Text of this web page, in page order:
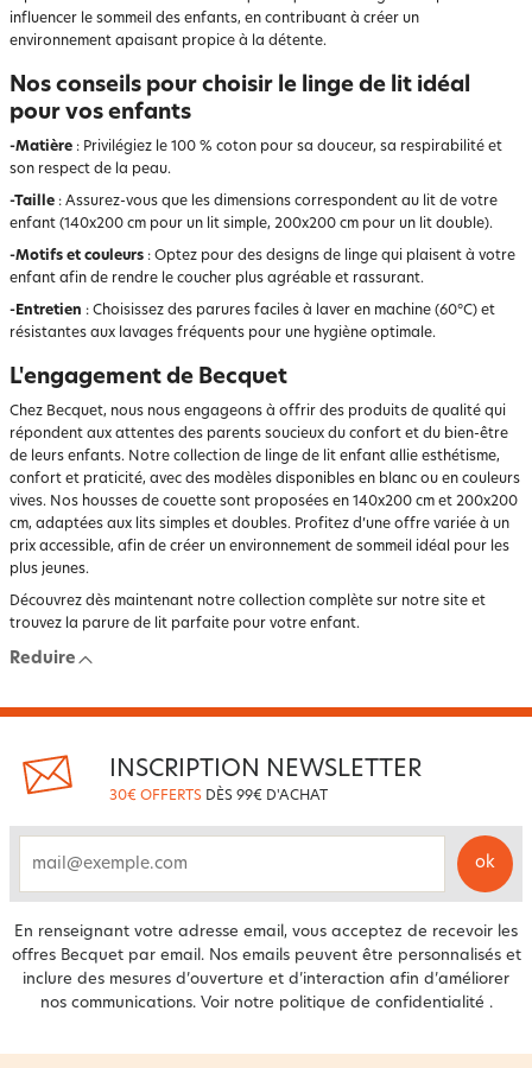
influencer le sommeil des enfants, en contribuant à créer un
environnement apaisant propice à la détente.
Nos conseils pour choisir le linge de lit idéal
pour vos enfants
-Matière : Privilégiez le 100 % coton pour sa douceur, sa respirabilité et
son respect de la peau.
-Taille : Assurez-vous que les dimensions correspondent au lit de votre
enfant (140x200 cm pour un lit simple, 200x200 cm pour un lit double).
-Motifs et couleurs : Optez pour des designs de linge qui plaisent à votre
enfant afin de rendre le coucher plus agréable et rassurant.
-Entretien : Choisissez des parures faciles à laver en machine (60°C) et
résistantes aux lavages fréquents pour une hygiène optimale.
L'engagement de Becquet
Chez Becquet, nous nous engageons à offrir des produits de qualité qui
répondent aux attentes des parents soucieux du confort et du bien-être
de leurs enfants. Notre collection de linge de lit enfant allie esthétisme,
confort et praticité, avec des modèles disponibles en blanc ou en couleurs
vives. Nos housses de couette sont proposées en 140x200 cm et 200x200
cm, adaptées aux lits simples et doubles. Profitez d’une offre variée à un
prix accessible, afin de créer un environnement de sommeil idéal pour les
plus jeunes.
Découvrez dès maintenant notre collection complète sur notre site et
trouvez la parure de lit parfaite pour votre enfant.
Reduire
INSCRIPTION NEWSLETTER
30€ OFFERTS DÈS 99€ D'ACHAT
ok
En renseignant votre adresse email, vous acceptez de recevoir les
offres Becquet par email. Nos emails peuvent être personnalisés et
inclure des mesures d’ouverture et d’interaction afin d’améliorer
nos communications. Voir notre politique de confidentialité .